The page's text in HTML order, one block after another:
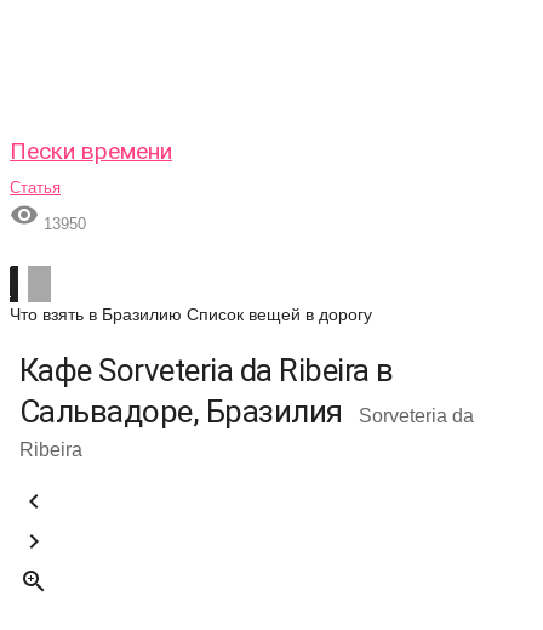
Пески времени
Статья
 13950
Что взять в Бразилию Список вещей в дорогу
Кафе Sorveteria da Ribeira в
Сальвадоре, Бразилия
Sorveteria da
Ribeira


